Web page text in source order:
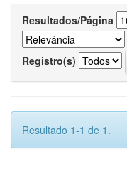
Resultados/Página
Registro(s)
Resultado 1-1 de 1.